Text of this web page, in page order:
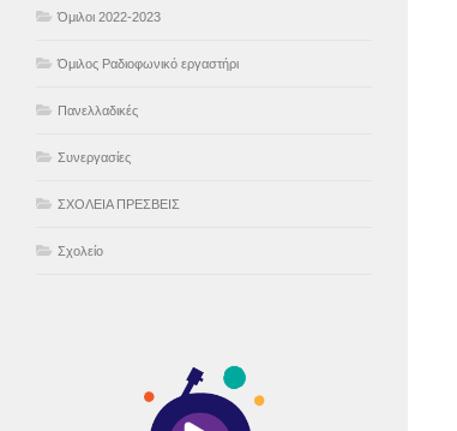
Όμιλοι 2022-2023
Όμιλος Ραδιοφωνικό εργαστήρι
Πανελλαδικές
Συνεργασίες
ΣΧΟΛΕΙΑ ΠΡΕΣΒΕΙΣ
Σχολείο